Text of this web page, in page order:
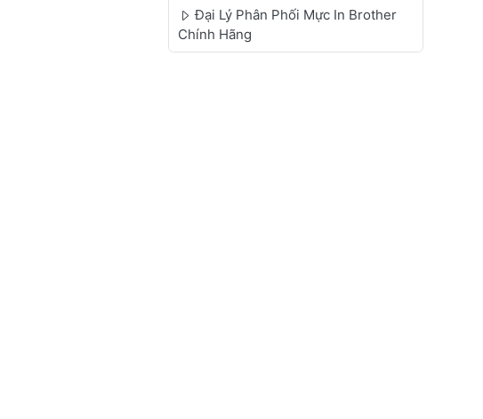
Đại Lý Phân Phối Mực In Brother
Chính Hãng